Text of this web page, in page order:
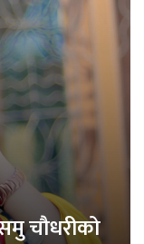
चौधरीको